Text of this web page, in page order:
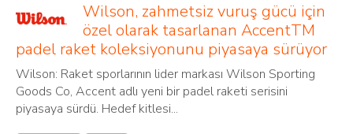
Wilson, zahmetsiz vuruş gücü için
özel olarak tasarlanan AccentTM
padel raket koleksiyonunu piyasaya sürüyor
Wilson: Raket sporlarının lider markası Wilson Sporting
Goods Co, Accent adlı yeni bir padel raketi serisini
piyasaya sürdü. Hedef kitlesi...